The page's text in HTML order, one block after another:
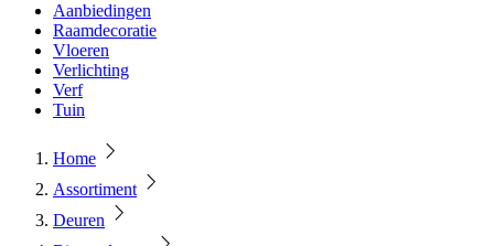
Aanbiedingen
Raamdecoratie
Vloeren
Verlichting
Verf
Tuin
Home
Assortiment
Deuren